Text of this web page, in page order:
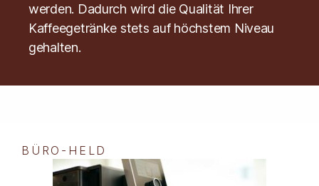
werden. Dadurch wird die Qualität Ihrer
Kaffeegetränke stets auf höchstem Niveau
gehalten.
BÜRO-HELD